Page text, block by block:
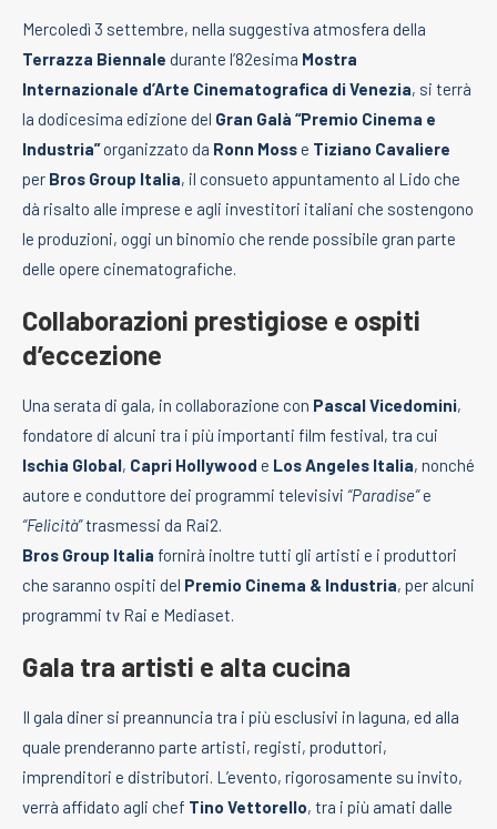
Mercoledì 3 settembre, nella suggestiva atmosfera della
Terrazza Biennale durante l’82esima Mostra
Internazionale d’Arte Cinematografica di Venezia, si terrà
la dodicesima edizione del Gran Galà “Premio Cinema e
Industria”organizzato da Ronn Mosse Tiziano Cavaliere
per Bros Group Italia, il consueto appuntamento al Lido che
dà risalto alle imprese e agli investitori italiani che sostengono
le produzioni, oggi un binomio che rende possibile gran parte
delle opere cinematografiche.
Collaborazioni prestigiose e ospiti
d’eccezione
Una serata di gala, in collaborazione con Pascal Vicedomini,
fondatore di alcuni tra i più importanti film festival, tra cui
Ischia Global, Capri Hollywood e Los Angeles Italia, nonché
autore e conduttore dei programmi televisivi “Paradise”e
“Felicità”trasmessi da Rai2.
Bros Group Italia fornirà inoltre tutti gli artisti e i produttori
che saranno ospiti del Premio Cinema & Industria, per alcuni
programmi tv Rai e Mediaset.
Gala tra artisti e alta cucina
Il gala diner si preannuncia tra i più esclusivi in laguna, ed alla
quale prenderanno parte artisti, registi, produttori,
imprenditori e distributori. L’evento, rigorosamente su invito,
verrà affidato agli chef Tino Vettorello, tra i più amati dalle